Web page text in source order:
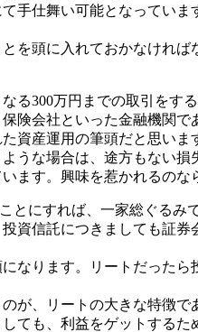
仕舞い可能となってい
を頭に入れておかなけれ
300万円までの取引をす
険会社といった金融機関で
産運用の筆頭だと思いま
な場合は、途方もない損
す。興味を惹かれるのな
にすれば、一家総ぐるみ
資信託につきましても証
ります。リートだった
が、リートの大きな特徴で
も、利益をゲットする